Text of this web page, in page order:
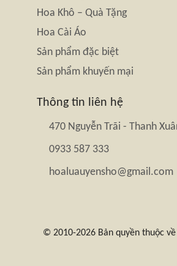
Hoa Khô – Quà Tặng
Hoa Cài Áo
Sản phẩm đặc biệt
Sản phẩm khuyến mại
Thông tin liên hệ
470 Nguyễn Trãi - Thanh
0933 587 333
hoaluauyensho@gmail.com
© 2010-2026 Bản quyền thuộc về